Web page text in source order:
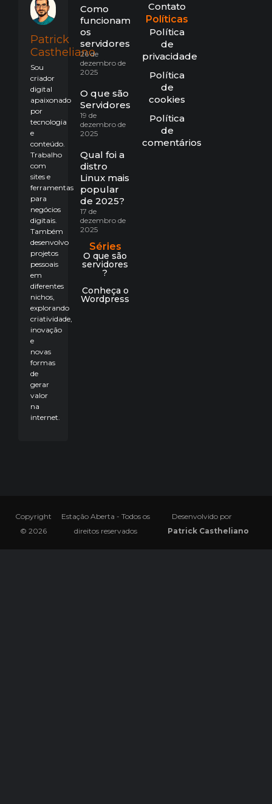
Patrick
Castheliano
Sou
criador
digital
apaixonado
por
tecnologia
e
conteúdo.
Trabalho
com
sites e
ferramentas
para
negócios
digitais.
Também
desenvolvo
projetos
pessoais
em
diferentes
nichos,
explorando
criatividade,
inovação
e
novas
formas
de
gerar
valor
na
internet.
Como
funcionam
os
servidores?
26 de
dezembro de
2025
O que são
Servidores?
19 de
dezembro de
2025
Qual foi a
distro
Linux mais
popular
de 2025?
17 de
dezembro de
2025
Séries
O que são
servidores
?
Conheça o
Wordpress
Contato
Políticas
Política
de
privacidade
Política
de
cookies
Política
de
comentários
Copyright
© 2026
Estação Aberta - Todos os
direitos reservados
Desenvolvido por
Patrick Castheliano